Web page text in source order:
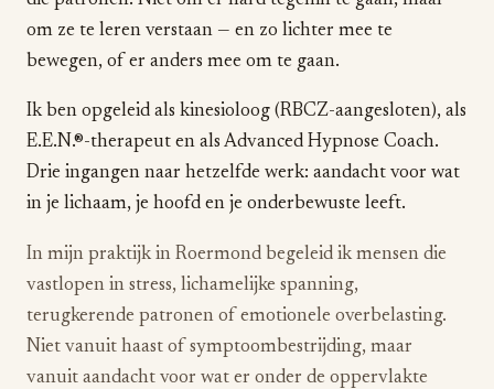
om ze te leren verstaan — en zo lichter mee te
bewegen, of er anders mee om te gaan.
Ik ben opgeleid als kinesioloog (RBCZ-aangesloten), als
E.E.N.®-therapeut en als Advanced Hypnose Coach.
Drie ingangen naar hetzelfde werk: aandacht voor wat
in je lichaam, je hoofd en je onderbewuste leeft.
In mijn praktijk in Roermond begeleid ik mensen die
vastlopen in stress, lichamelijke spanning,
terugkerende patronen of emotionele overbelasting.
Niet vanuit haast of symptoombestrijding, maar
vanuit aandacht voor wat er onder de oppervlakte